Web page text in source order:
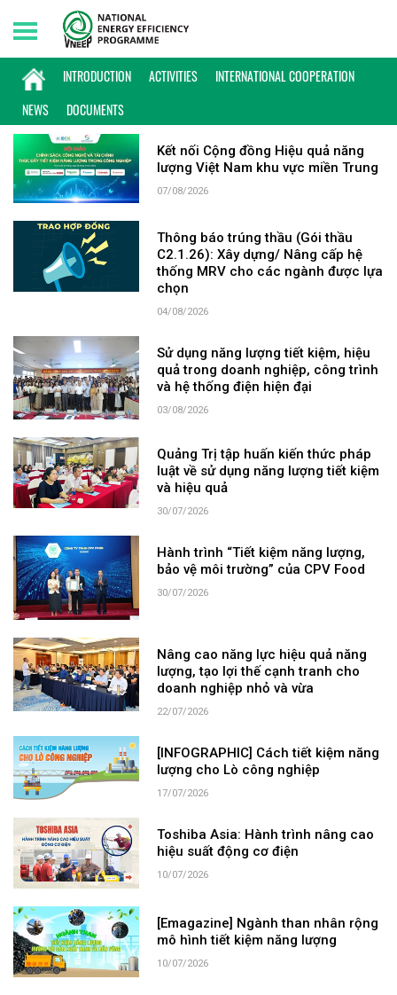
INTRODUCTION ACTIVITIES
INTERNATIONAL COOPERATION
NEWS
DOCUMENTS
Friday, 07/08/2026 | 17:03 GMT+7
KEYWORD: CÔNG NGHIỆP
Kết nối Cộng đồng Hiệu quả năng
lượng Việt Nam khu vực miền Trung
07/08/2026
Thông báo trúng thầu (Gói thầu
C2.1.26): Xây dựng/ Nâng cấp hệ
thống MRV cho các ngành được lựa
chọn
04/08/2026
Sử dụng năng lượng tiết kiệm, hiệu
quả trong doanh nghiệp, công trình
và hệ thống điện hiện đại
03/08/2026
Quảng Trị tập huấn kiến thức pháp
luật về sử dụng năng lượng tiết kiệm
và hiệu quả
30/07/2026
Hành trình “Tiết kiệm năng lượng,
bảo vệ môi trường” của CPV Food
30/07/2026
Nâng cao năng lực hiệu quả năng
lượng, tạo lợi thế cạnh tranh cho
doanh nghiệp nhỏ và vừa
22/07/2026
[INFOGRAPHIC] Cách tiết kiệm năng
lượng cho Lò công nghiệp
17/07/2026
Toshiba Asia: Hành trình nâng cao
hiệu suất động cơ điện
10/07/2026
[Emagazine] Ngành than nhân rộng
mô hình tiết kiệm năng lượng
10/07/2026